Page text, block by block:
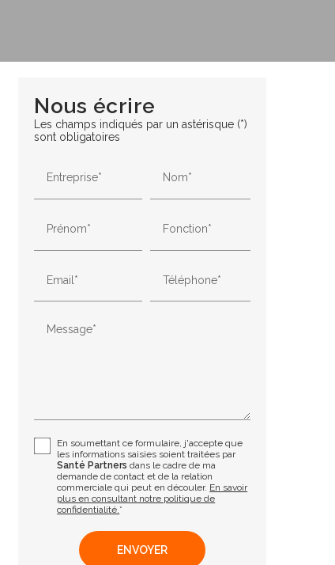
Nous écrire
Les champs indiqués par un astérisque (*)
sont obligatoires
Entreprise* Nom*
Prénom* Fonction*
Email* Téléphone*
Message*
En soumettant ce formulaire, j'accepte que
les informations saisies soient traitées par
Santé Partners dans le cadre de ma
demande de contact et de la relation
commerciale qui peut en découler. En savoir
plus en consultant notre politique de
confidentialité.*